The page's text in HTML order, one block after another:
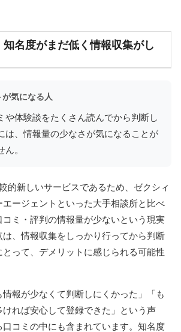
知名度がまだ低く情報収集がし
気になる人
や体験談をたくさん読んでから判断し
は、情報量の少なさが気になることが
。
的新しいサービスであるため、ゼクシィ
ージェントといった大手相談所と比べ
コミ・評判の情報量が少ないという現実
、情報収集をしっかり行ってから判断
とって、デメリットに感じられる可能性
情報が少なくて判断しにくかった」「も
ければ安心して登録できた」という声
コミの中にも含まれています。知名度